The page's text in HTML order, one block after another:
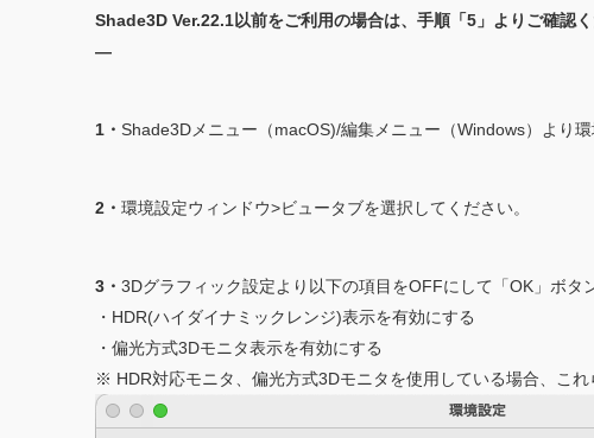
Shade3D Ver.22.1以前をご利用の場合は、手順「5」よりご確認く
—
1・Shade3Dメニュー（macOS)/編集メニュー（Windows）より環
2・環境設定ウィンドウ>ビュータブを選択してください。
3・3Dグラフィック設定より以下の項目をOFFにして「OK」ボタ
・HDR(ハイダイナミックレンジ)表示を有効にする
・偏光方式3Dモニタ表示を有効にする
※ HDR対応モニタ、偏光方式3Dモニタを使用している場合、こ